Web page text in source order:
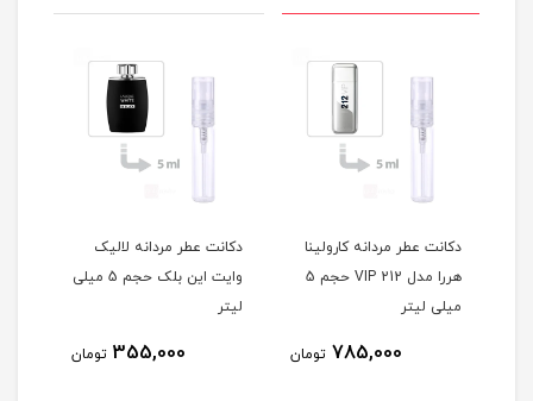
دکانت عطر مردانه کارولینا
هررا مدل 212 VIP حجم 5
میلی لیتر
785,000 تومان
دکانت عطر مردانه لالیک
وایت این بلک حجم 5 میلی
لیتر
355,000 تومان